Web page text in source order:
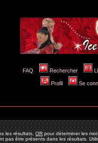
FAQ Rechercher
Profil Se
les résultats,ORpour déterminer les
pas être présents dans les résultats.